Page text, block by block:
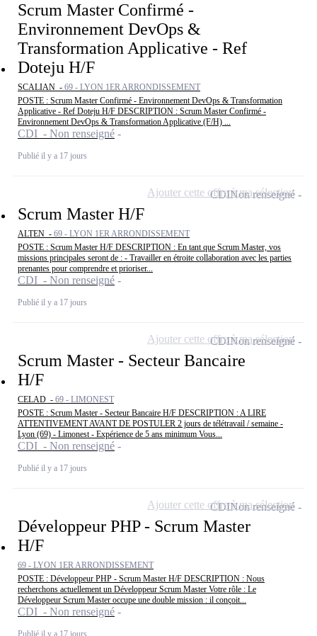
Scrum Master Confirmé -
Environnement DevOps &
Transformation Applicative - Ref
Doteju H/F
SCALIAN - 69 - LYON 1ER ARRONDISSEMENT
POSTE : Scrum Master Confirmé - Environnement DevOps & Transformation
Applicative - Ref Doteju H/F DESCRIPTION : Scrum Master Confirmé -
Environnement DevOps & Transformation Applicative (F/H) ...
CDI - Non renseigné
Publié il y a 17 jours
Scrum Master H/F
ALTEN - 69 - LYON 1ER ARRONDISSEMENT
POSTE : Scrum Master H/F DESCRIPTION : En tant que Scrum Master, vos
missions principales seront de : - Travailler en étroite collaboration avec les parties
prenantes pour comprendre et prioriser...
CDI - Non renseigné
Publié il y a 17 jours
CDINon renseigné
Ajouter cette offre à ma sélection
Scrum Master - Secteur Bancaire
H/F
CELAD - 69 - LIMONEST
POSTE : Scrum Master - Secteur Bancaire H/F DESCRIPTION : A LIRE
ATTENTIVEMENT AVANT DE POSTULER 2 jours de télétravail / semaine -
Lyon (69) - Limonest - Expérience de 5 ans minimum Vous...
CDI - Non renseigné
Publié il y a 17 jours
CDINon renseigné
Ajouter cette offre à ma sélection
Développeur PHP - Scrum Master
H/F
69 - LYON 1ER ARRONDISSEMENT
POSTE : Développeur PHP - Scrum Master H/F DESCRIPTION : Nous
recherchons actuellement un Développeur Scrum Master Votre rôle : Le
Développeur Scrum Master occupe une double mission : il conçoit...
CDI - Non renseigné
CDINon renseigné
Ajouter cette offre à ma sélection